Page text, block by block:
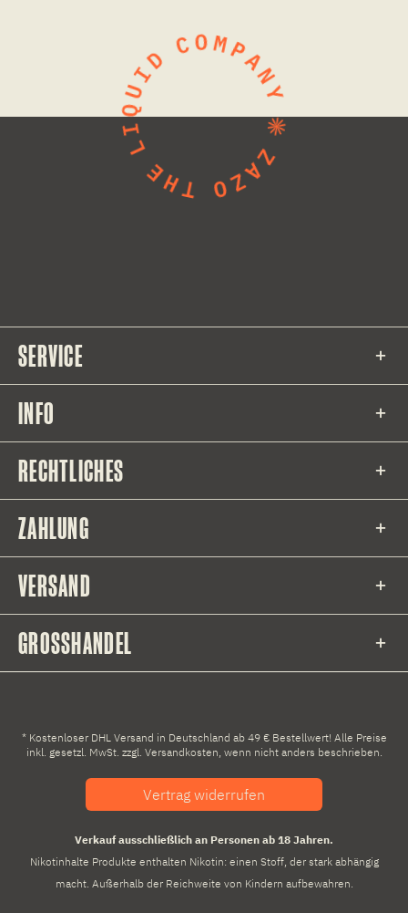
SERVICE
INFO
RECHTLICHES
ZAHLUNG
VERSAND
GROSSHANDEL
* Kostenloser DHL Versand in Deutschland ab 49 € Bestellwert! Alle Preise
inkl. gesetzl. MwSt. zzgl. Versandkosten , wenn nicht anders beschrieben.
Vertrag widerrufen
Verkauf ausschließlich an Personen ab 18 Jahren.
Nikotinhalte Produkte enthalten Nikotin: einen Stoff, der stark abhängig
macht. Außerhalb der Reichweite von Kindern aufbewahren.